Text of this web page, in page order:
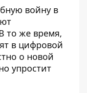
войну в
то же время,
в цифровой
о новой
упростит